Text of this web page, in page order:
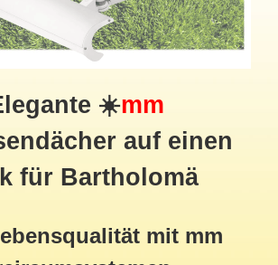
☀️mm
auf einen
für Bartholomä
mit mm